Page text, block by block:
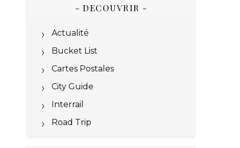
- DECOUVRIR -
Actualité
Bucket List
Cartes Postales
City Guide
Interrail
Road Trip